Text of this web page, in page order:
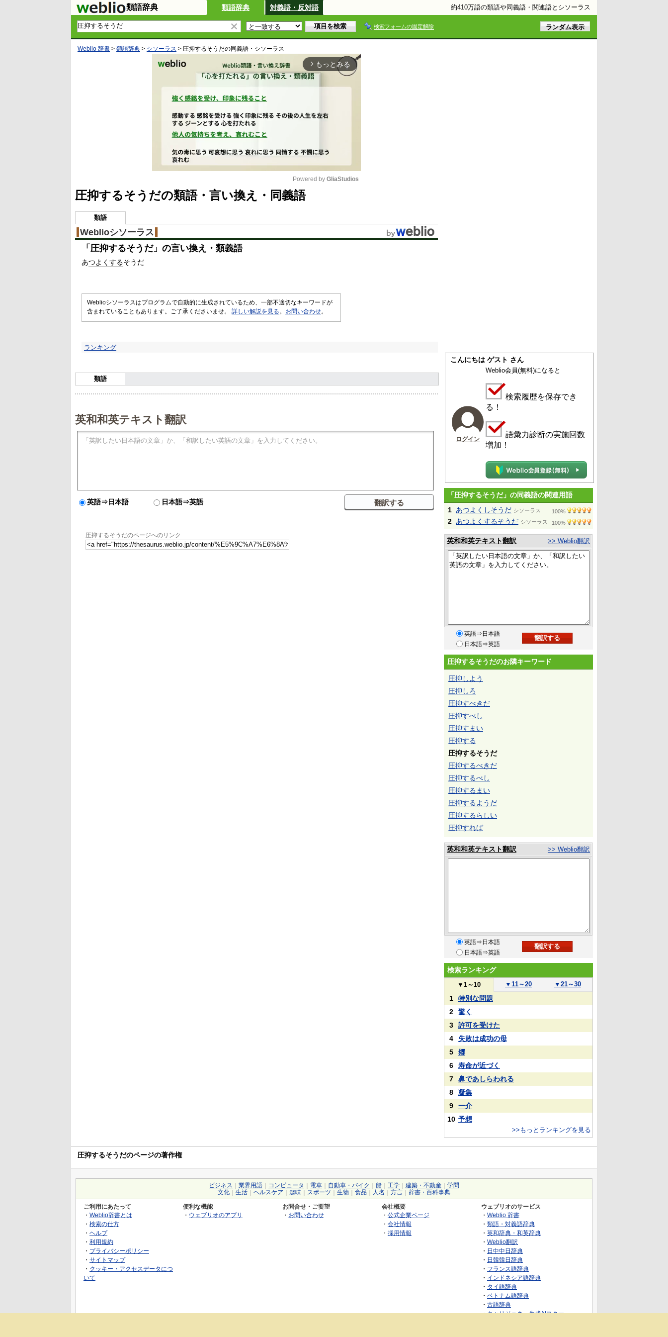
類語辞典 類語辞典 対義語・反対語 約410万語の類語や同義語・関連語とシソーラス
検索フォームの固定解除
Weblio 辞書 > 類語辞典 > シソーラス > 圧抑するそうだの同義語・シソーラス
arrow_forward_ios もっとみる
Powered by GliaStudios
圧抑するそうだの類語・言い換え・同義語
類語
Weblioシソーラス
「 圧抑するそうだ」の言い換え・類義語
あつよくするそうだ
Weblioシソーラスはプログラムで自動的に生成されているため、一部不適切なキーワードが
含まれていることもあります。ご了承くださいませ。 詳しい解説を見る 。 お問い合わせ。
ランキング
類語
英和和英テキスト翻訳
英語⇒日本語 日本語⇒英語
圧抑するそうだのページへのリンク
こんにちは ゲスト さん
ログイン
Weblio会員(無料)になると
検索履歴を保存でき
る！
語彙力診断の実施回数
増加！
「圧抑するそうだ」の同義語の関連用語
1 あつよくしそうだ シソーラス 100%
2 あつよくするそうだ シソーラス 100%
英和和英テキスト翻訳 >> Weblio翻訳
英語⇒日本語
日本語⇒英語
圧抑するそうだのお隣キーワード
圧抑しよう
圧抑しろ
圧抑すべきだ
圧抑すべし
圧抑すまい
圧抑する
圧抑するそうだ
圧抑するべきだ
圧抑するべし
圧抑するまい
圧抑するようだ
圧抑するらしい
圧抑すれば
英和和英テキスト翻訳 >> Weblio翻訳
英語⇒日本語
日本語⇒英語
検索ランキング
▼ 1～10 ▼ 11～20 ▼ 21～30
1
特別な問題
2
驚く
3
許可を受けた
4
失敗は成功の母
5
郷
6
寿命が近づく
7
鼻であしらわれる
8
凝集
9
一介
10 予想
>>もっとランキングを見る
圧抑するそうだのページの著作権
ビジネス 業界用語 コンピュータ 電車 自動車・バイク 船 工学 建築・不動産
学問
文化
生活 ヘルスケア 趣味 スポーツ 生物 食品 人名 方言 辞書・百科事典
ご利用にあたって
・ Weblio辞書とは
・ 検索の仕方
・ ヘルプ
・ 利用規約
・ プライバシーポリシー
・ サイトマップ
・ クッキー・アクセスデータにつ
いて
便利な機能
・ ウェブリオのアプリ
お問合せ・ご要望
・ お問い合わせ
会社概要
・ 公式企業ページ
・ 会社情報
・ 採用情報
ウェブリオのサービス
・ Weblio 辞書
・ 類語・対義語辞典
・ 英和辞典・和英辞典
・ Weblio翻訳
・ 日中中日辞典
・ 日韓韓日辞典
・ フランス語辞典
・ インドネシア語辞典
・ タイ語辞典
・ ベトナム語辞典
・ 古語辞典
・キャリジェネ～生成AIスクー